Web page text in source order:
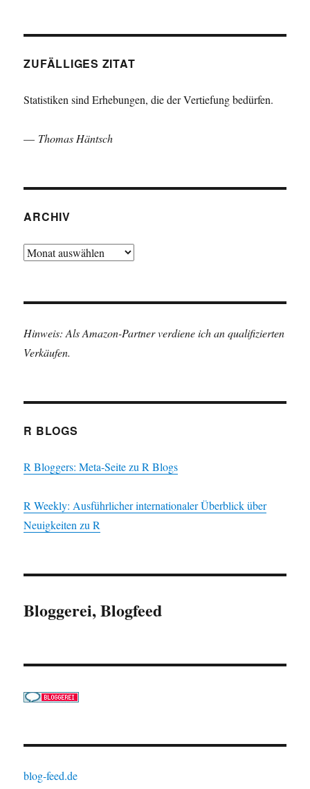
ZUFÄLLIGES ZITAT
Statistiken sind Erhebungen, die der Vertiefung bedürfen.
— Thomas Häntsch
ARCHIV
Archiv
Hinweis: Als Amazon-Partner verdiene ich an qualifizierten
Verkäufen.
R BLOGS
R Bloggers: Meta-Seite zu R Blogs
R Weekly: Ausführlicher internationaler Überblick über
Neuigkeiten zu R
Bloggerei, Blogfeed
blog-feed.de